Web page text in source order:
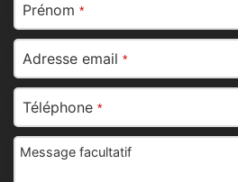
Prénom *
Adresse email *
Téléphone *
Message facultatif